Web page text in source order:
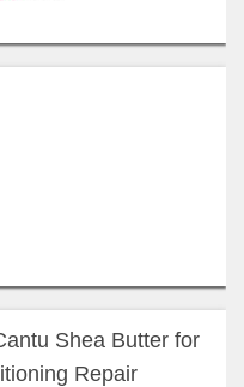
Shea Butter for
Repair